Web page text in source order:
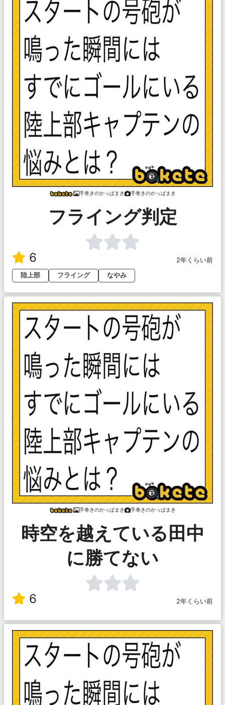
手巻きのかっぱまき 手巻きのかっぱまき
フライング判定
6
2年くらい前
陸上部
フライング なやみ
手巻きのかっぱまき 手巻きのかっぱまき
時空を越えている田中
に勝てない
6 2年くらい前